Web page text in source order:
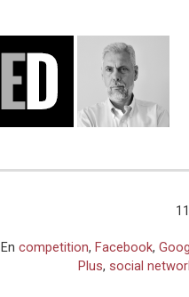
Encompetition,Facebook,
Plus, social